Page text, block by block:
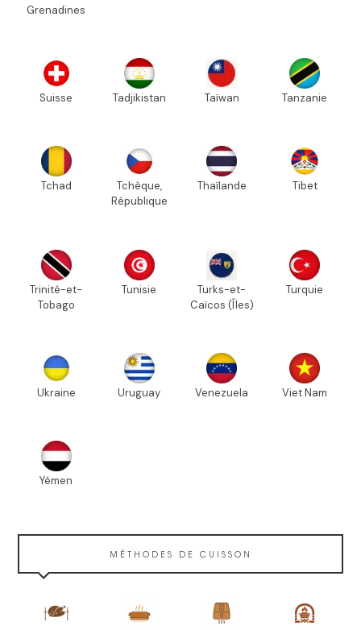
Grenadines
Suisse Tadjikistan Taïwan Tanzanie
Tchad
Tchèque,
République
Thaïlande Tibet
Trinité-et-
Tobago
Tunisie
Turks-et-
Caïcos (Îles)
Turquie
Ukraine Uruguay Venezuela Viet Nam
Yémen
MÉTHODES DE CUISSON